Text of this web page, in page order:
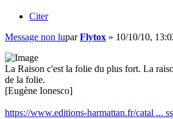
Citer
Message non luparFlytox » 10/10/10,
La Raison c'est la folie du plus fort. La
de la folie.
[Eugène Ionesco]
https://www.editions-harmattan.fr/catal ...